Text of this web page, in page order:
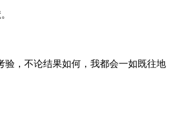
验，不论结果如何，我都会一如既往地